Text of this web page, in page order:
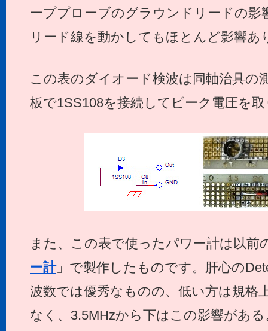
ーププローブのグラウンドリードの影
リード線を動かしてもほとんど影響あ
この表のダイオード検波は同軸治具の
板で1SS108を接続してピーク電圧を
また、この表で使ったパワー計は以前
ー計」で製作したものです。肝心の
波数では優秀なものの、低い方は規格
なく、3.5MHzから下はこの影響があ